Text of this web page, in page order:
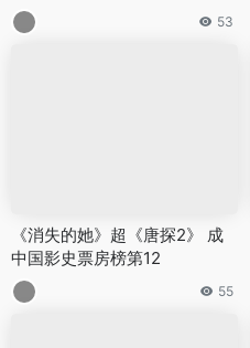
53
《消失的她》超《唐探2》 成
中国影史票房榜第12
55